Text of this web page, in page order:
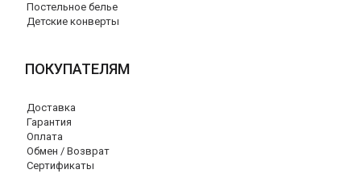
Постельное белье
Детские конверты
ПОКУПАТЕЛЯМ
Доставка
Гарантия
Оплата
Обмен / Возврат
Сертификаты